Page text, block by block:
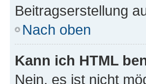
Beitragserstellung
Nach oben
Kann ich HTML
Nein, es ist nicht